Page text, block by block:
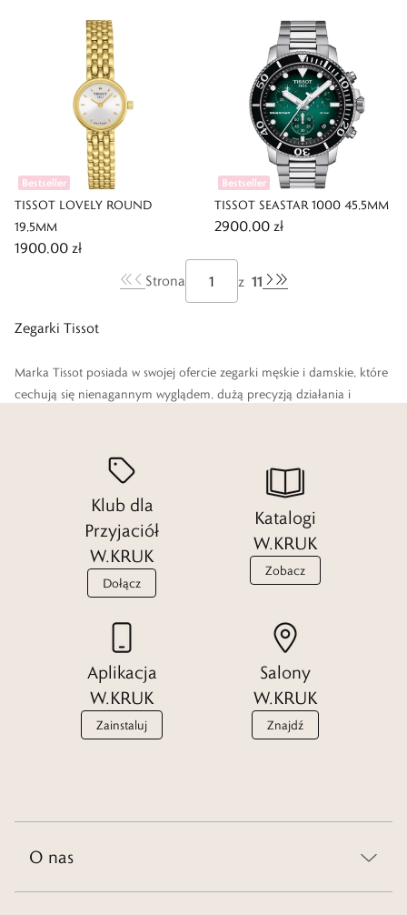
Bestseller
TISSOT LOVELY ROUND
19,5MM
1900,00 zł
Bestseller
TISSOT SEASTAR 1000 45,5MM
2900,00 zł
Strona z 11
Zegarki Tissot
Marka Tissot posiada w swojej ofercie zegarki męskie i damskie, które
cechują się nienagannym wyglądem, dużą precyzją działania i
Klub dla
Przyjaciół
W.KRUK
Dołącz
Katalogi
W.KRUK
Zobacz
Aplikacja
W.KRUK
Zainstaluj
Salony
W.KRUK
Znajdź
O nas